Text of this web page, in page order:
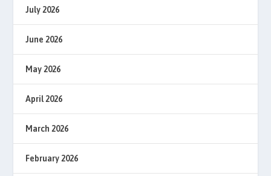
July 2026
June 2026
May 2026
April 2026
March 2026
February 2026